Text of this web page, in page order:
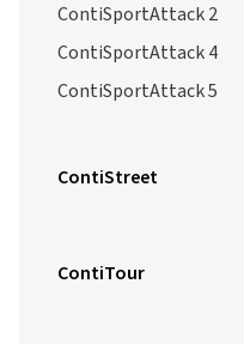
ContiSportAttack 2
ContiSportAttack 4
ContiSportAttack 5
ContiStreet
ContiTour